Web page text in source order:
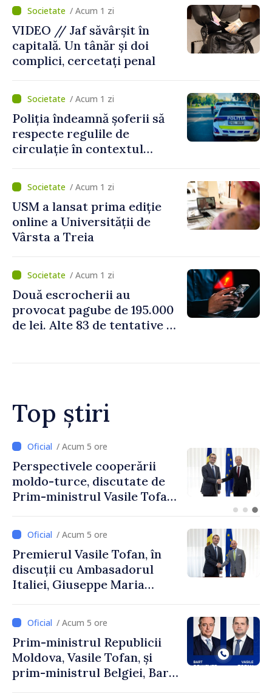
/ Acum 1 zi
VIDEO // Jaf săvârșit în
capitală. Un tânăr și doi
complici, cercetați penal
/ Acum 1 zi
Poliția îndeamnă șoferii să
respecte regulile de
circulație în contextul
perioada concediilor
/ Acum 1 zi
USM a lansat prima ediție
online a Universității de
Vârsta a Treia
/ Acum 1 zi
Două escrocherii au
provocat pagube de 195.000
de lei. Alte 83 de tentative au
Top știri
/ Acum 2 ore
Forumul Diasporei //
Republica Moldova,
promovată în Elveția prin
exporturi
/ Acum 5 ore
Premierul Vasile Tofan, în
discuții cu Ambasadorul
Italiei, Giuseppe Maria
/ Acum 5 ore
Prim-ministrul Republicii
Moldova, Vasile Tofan, și
prim-ministrul Belgiei, Bart